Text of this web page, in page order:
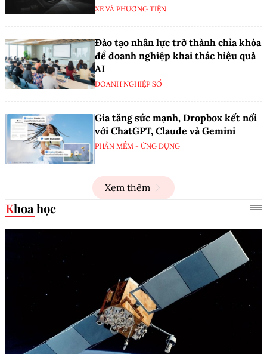
XE VÀ PHƯƠNG TIỆN
Đào tạo nhân lực trở thành chìa khóa
để doanh nghiệp khai thác hiệu quả
AI
DOANH NGHIỆP SỐ
Gia tăng sức mạnh, Dropbox kết nối
với ChatGPT, Claude và Gemini
PHẦN MỀM - ỨNG DỤNG
Xem thêm
Khoa học